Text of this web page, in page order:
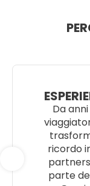
Da
ricordo
parte